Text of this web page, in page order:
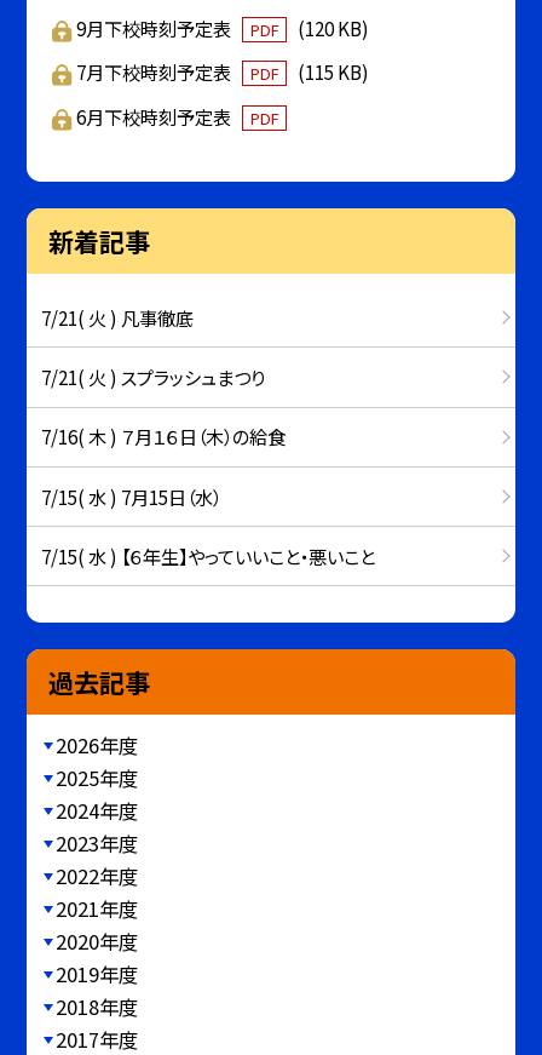
9月下校時刻予定表 PDF
(120 KB)
7月下校時刻予定表
PDF
(115 KB)
6月下校時刻予定表
PDF
新着記事
7/21( 火 ) 凡事徹底
7/21( 火 ) スプラッシュまつり
7/16( 木 ) ７月１６日（木）の給食
7/15( 水 ) 7月15日（水）
7/15( 水 ) 【６年生】やっていいこと・悪いこと
過去記事
2026年度
2025年度
2024年度
2023年度
2022年度
2021年度
2020年度
2019年度
2018年度
2017年度